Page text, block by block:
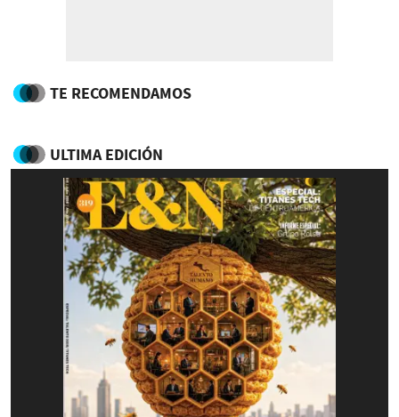
TE RECOMENDAMOS
ULTIMA EDICIÓN